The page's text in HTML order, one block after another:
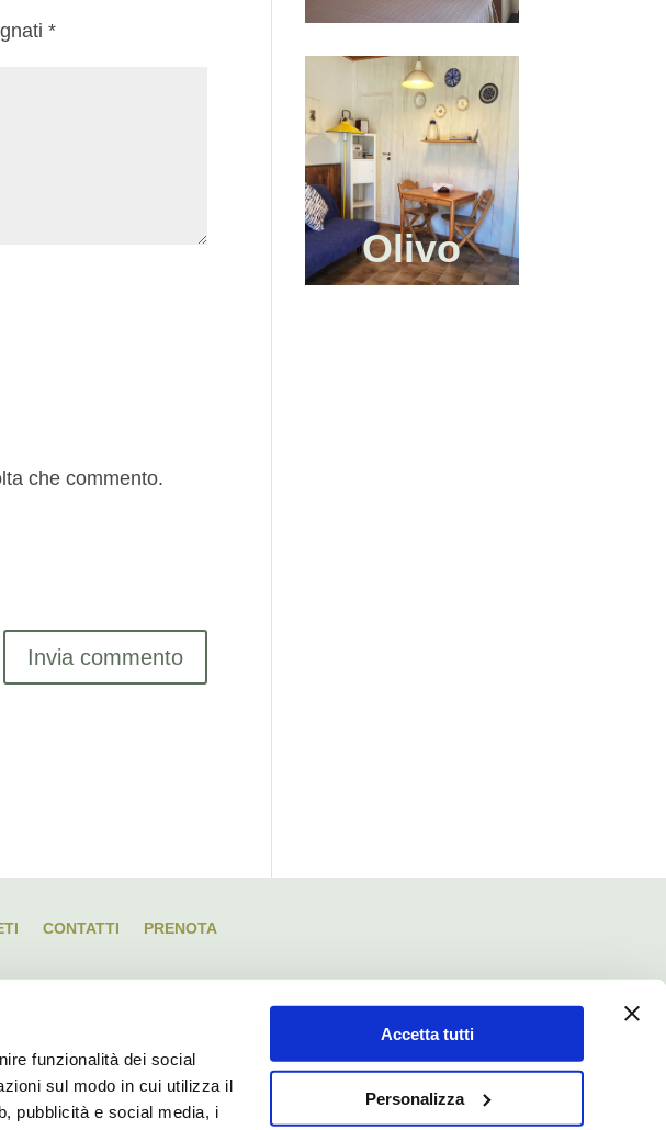
funzionalità dei social
sul modo in cui utilizza il
pubblicità e social media, i
Accetta tutti
Personalizza
*
che commento.
Olivo
CONTATTI PRENOTA
“LA CROSA”
(SV)